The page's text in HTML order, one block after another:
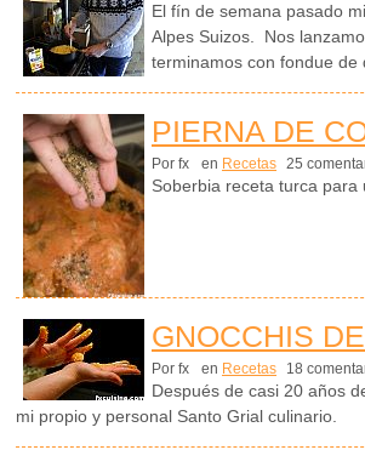
El fín de semana pasado
Alpes Suizos. Nos
terminamos con fondue de
PIERNA DE
Por fx en Recetas 25
Soberbia receta turca
GNOCCHIS
Por fx en Recetas 18
Después de casi 20 años
mi propio y personal Santo Grial culinario.